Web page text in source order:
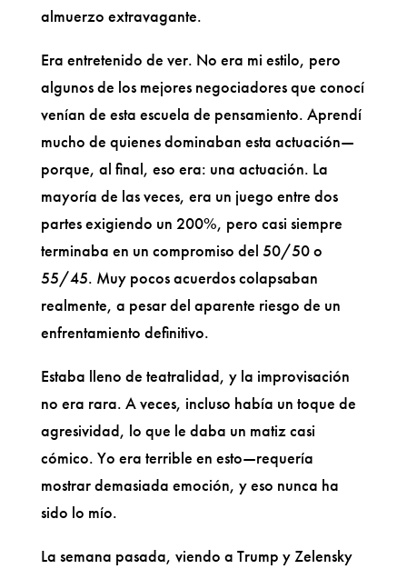
almuerzo extravagante.
Era entretenido de ver. No era mi estilo, pero
algunos de los mejores negociadores que conocí
venían de esta escuela de pensamiento. Aprendí
mucho de quienes dominaban esta actuación—
porque, al final, eso era: una actuación. La
mayoría de las veces, era un juego entre dos
partes exigiendo un 200%, pero casi siempre
terminaba en un compromiso del 50/50 o
55/45. Muy pocos acuerdos colapsaban
realmente, a pesar del aparente riesgo de un
enfrentamiento definitivo.
Estaba lleno de teatralidad, y la improvisación
no era rara. A veces, incluso había un toque de
agresividad, lo que le daba un matiz casi
cómico. Yo era terrible en esto—requería
mostrar demasiada emoción, y eso nunca ha
sido lo mío.
La semana pasada, viendo a Trump y Zelensky